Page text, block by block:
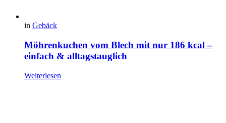
in Gebäck
Möhrenkuchen vom Blech mit nur 186 kcal –
einfach & alltagstauglich
Weiterlesen